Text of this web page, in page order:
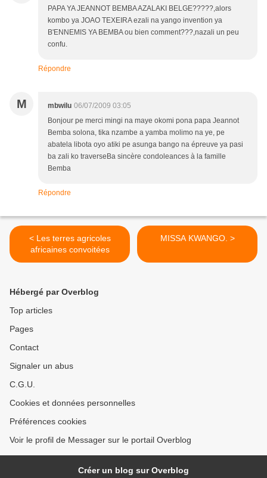
PAPA YA JEANNOT BEMBA AZALAKI BELGE?????,alors
kombo ya JOAO TEXEIRA ezali na yango invention ya
B'ENNEMIS YA BEMBA ou bien comment???,nazali un peu
confu.
Répondre
M mbwilu 06/07/2009 03:05
Bonjour pe merci mingi na maye okomi pona papa Jeannot
Bemba solona, tika nzambe a yamba molimo na ye, pe
abatela libota oyo atiki pe asunga bango na épreuve ya pasi
ba zali ko traverseBa sincère condoleances à la famille
Bemba
Répondre
< Les terres agricoles
africaines convoitées
MISSA KWANGO. >
Hébergé par Overblog
Top articles
Pages
Contact
Signaler un abus
C.G.U.
Cookies et données personnelles
Préférences cookies
Voir le profil de Messager sur le portail Overblog
Créer un blog sur Overblog